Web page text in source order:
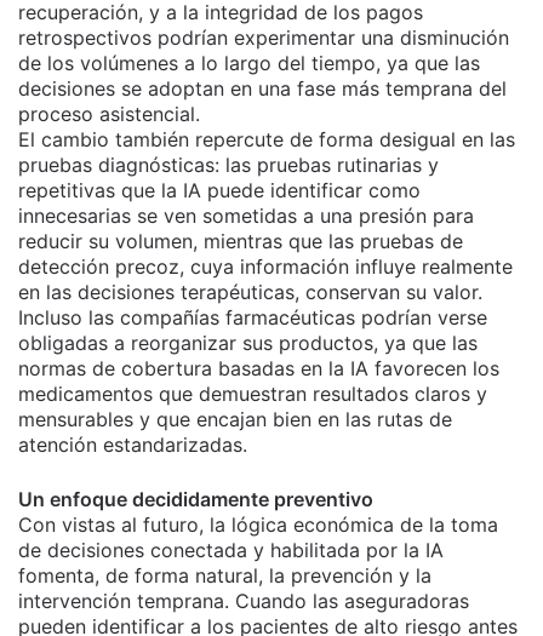
recuperación, y a la integridad de los pagos
retrospectivos podrían experimentar una disminución
de los volúmenes a lo largo del tiempo, ya que las
decisiones se adoptan en una fase más temprana del
proceso asistencial.
El cambio también repercute de forma desigual en las
pruebas diagnósticas: las pruebas rutinarias y
repetitivas que la IA puede identificar como
innecesarias se ven sometidas a una presión para
reducir su volumen, mientras que las pruebas de
detección precoz, cuya información influye realmente
en las decisiones terapéuticas, conservan su valor.
Incluso las compañías farmacéuticas podrían verse
obligadas a reorganizar sus productos, ya que las
normas de cobertura basadas en la IA favorecen los
medicamentos que demuestran resultados claros y
mensurables y que encajan bien en las rutas de
atención estandarizadas.
Un enfoque decididamente preventivo
Con vistas al futuro, la lógica económica de la toma
de decisiones conectada y habilitada por la IA
fomenta, de forma natural, la prevención y la
intervención temprana. Cuando las aseguradoras
pueden identificar a los pacientes de alto riesgo antes